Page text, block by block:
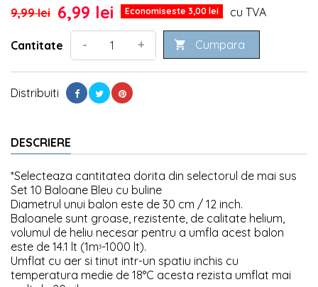
9,99 lei 6,99 lei Economiseste 3,00 lei cu TVA
Cantitate - +  Cumpara
Distribuiti
DESCRIERE
*Selecteaza cantitatea dorita din selectorul de mai sus
Set 10 Baloane Bleu cu buline
Diametrul unui balon este de 30 cm / 12 inch.
Baloanele sunt groase, rezistente, de calitate helium,
volumul de heliu necesar pentru a umfla acest balon
este de 14.1 lt (1m³-1000 lt).
Umflat cu aer si tinut intr-un spatiu inchis cu
temperatura medie de 18°C acesta rezista umflat mai